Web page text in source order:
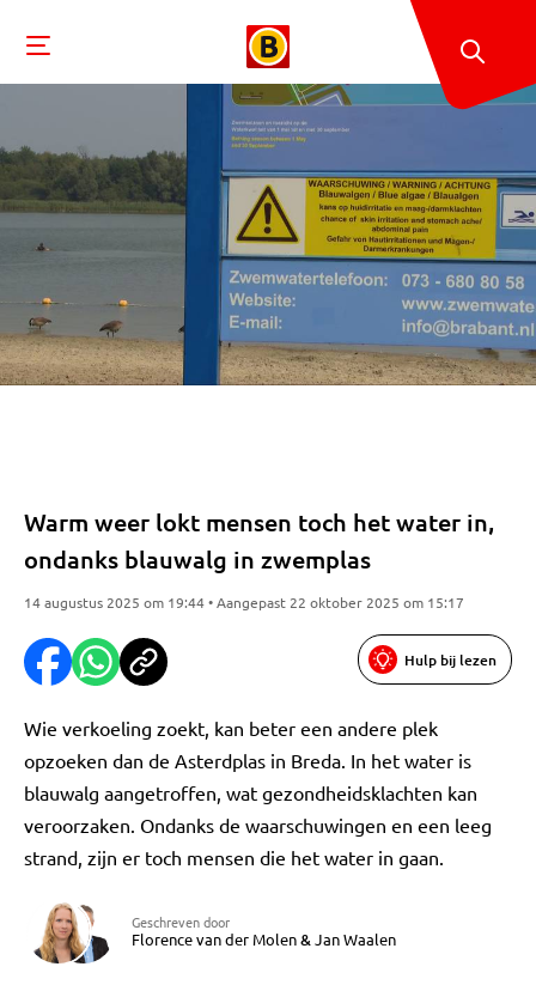
Warm weer lokt mensen toch het water in,
ondanks blauwalg in zwemplas
14 augustus 2025 om 19:44 • Aangepast 22 oktober 2025 om 15:17
Hulp bij lezen
Wie verkoeling zoekt, kan beter een andere plek
opzoeken dan de Asterdplas in Breda. In het water is
blauwalg aangetroffen, wat gezondheidsklachten kan
veroorzaken. Ondanks de waarschuwingen en een leeg
strand, zijn er toch mensen die het water in gaan.
Geschreven door
Florence van der Molen&Jan Waalen